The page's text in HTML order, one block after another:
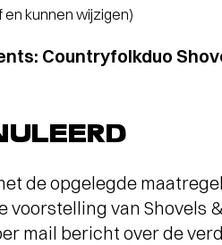
en kunnen wijzigen)
Countryfolkduo
de opgelegde
voorstelling van Shovels
mail bericht over de